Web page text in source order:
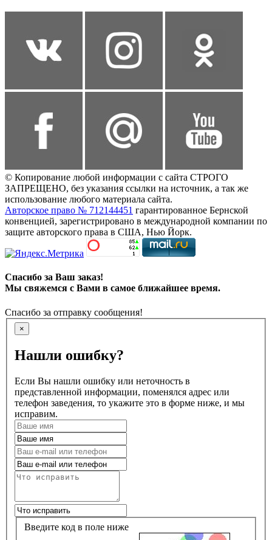
© Копирование любой информации с сайта СТРОГО
ЗАПРЕЩЕНО, без указания ссылки на источник, а так же
использование любого материала сайта.
Авторское право № 712144451 гарантированное Бернской
конвенцией, зарегистрировано в международной компании по
защите авторского права в США, Нью Йорк.
Спасибо за Ваш заказ!
Мы свяжемся с Вами в самое ближайшее время.
Спасибо за отправку сообщения!
×
Нашли ошибку?
Если Вы нашли ошибку или неточность в
представленной информации, поменялся адрес или
телефон заведения, то укажите это в форме ниже, и мы
исправим.
Введите код в поле ниже